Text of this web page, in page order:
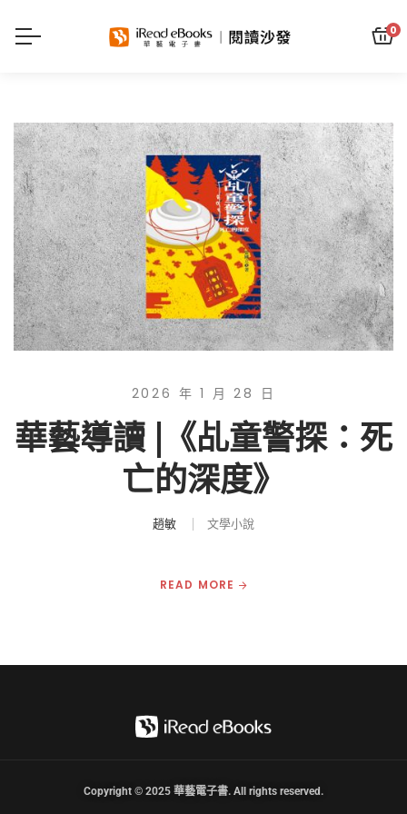
0
2026 年 1 月 28 日
華藝導讀 |《乩童警探：死
亡的深度》
趙敏 文學小說
READ MORE
Copyright © 2025 華藝電子書. All rights reserved.